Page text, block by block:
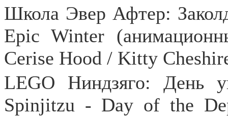
Школа Эвер Афтер:
Epic Winter
Cerise Hood / Kitty
LEGO
Ниндзяго:
Spinjitzu - Day of the